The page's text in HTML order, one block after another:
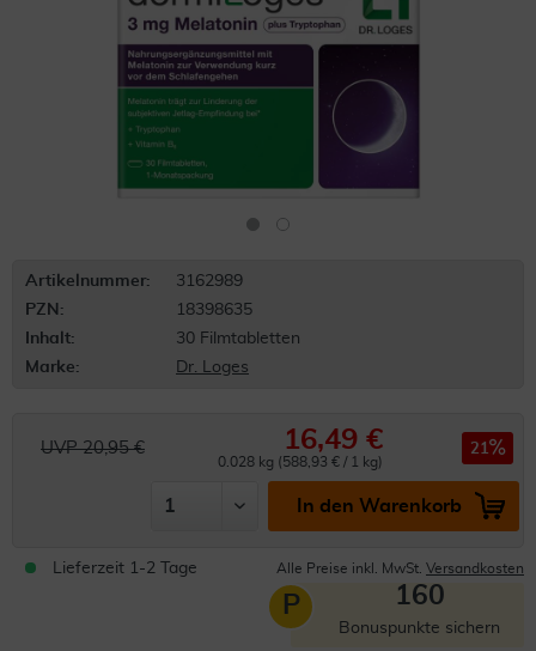
Artikelnummer:
3162989
PZN:
18398635
Inhalt:
30 Filmtabletten
Marke:
Dr. Loges
UVP 20,95 € 16,49 €
0.028 kg (588,93 € / 1 kg)
21
In den Warenkorb
Lieferzeit 1-2 Tage Alle Preise inkl. MwSt. Versandkosten
P 160
Bonuspunkte sichern